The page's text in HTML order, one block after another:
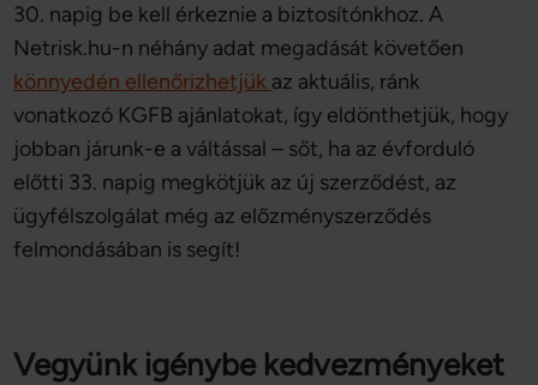
30. napig be kell érkeznie a biztosítónkhoz. A
Netrisk.hu-n néhány adat megadását követően
könnyedén ellenőrizhetjük az aktuális, ránk
vonatkozó KGFB ajánlatokat, így eldönthetjük, hogy
jobban járunk-e a váltással – sőt, ha az évforduló
előtti 33. napig megkötjük az új szerződést, az
ügyfélszolgálat még az előzményszerződés
felmondásában is segít!
Vegyünk igénybe kedvezményeket